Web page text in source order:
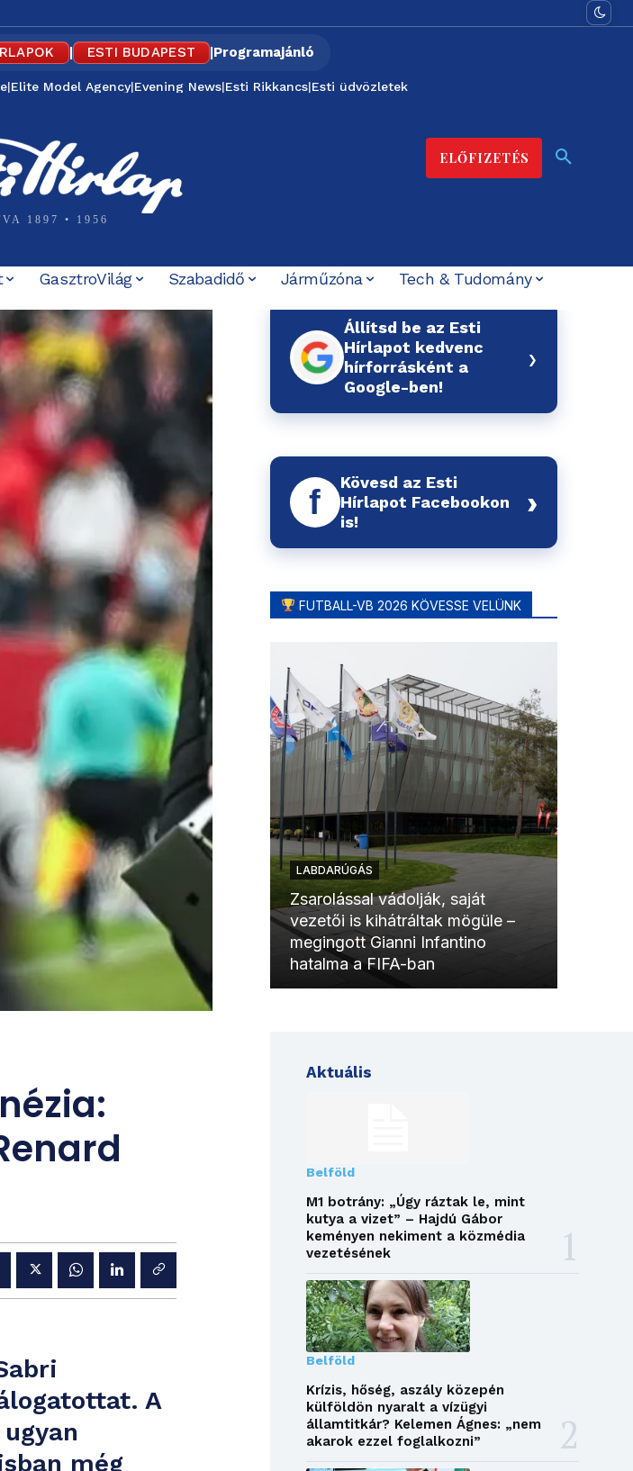
| ESTI BUDAPEST |Programajánló
|Elite Model Agency|Evening News|Esti Rikkancs|Esti üdvözletek
1897 • 1956
ELŐFIZETÉS
GasztroVilág Szabadidő Járműzóna
Tech & Tudomány
A
még
Állítsd be az Esti
Hírlapot kedvenc
hírforrásként a
Google-ben!
›
f
Kövesd az Esti
Hírlapot Facebookon
is!
›
FUTBALL-VB 2026 KÖVESSE VELÜNK
LABDARÚGÁS
Zsarolással vádolják, saját
vezetői is kihátráltak mögüle –
megingott Gianni Infantino
hatalma a FIFA-ban
Aktuális
Belföld
M1 botrány: „Úgy ráztak le, mint
kutya a vizet” – Hajdú Gábor
keményen nekiment a közmédia
vezetésének
Belföld
Krízis, hőség, aszály közepén
külföldön nyaralt a vízügyi
államtitkár? Kelemen Ágnes: „nem
akarok ezzel foglalkozni”